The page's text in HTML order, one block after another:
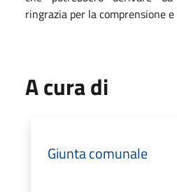
ringrazia per lacomprensionee
A cura di
Giunta comunale